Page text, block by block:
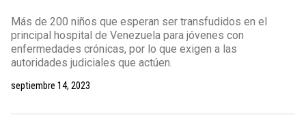
Más de 200 niños que esperan ser transfudidos en el
principal hospital de Venezuela para jóvenes con
enfermedades crónicas, por lo que exigen a las
autoridades judiciales que actúen.
septiembre 14, 2023